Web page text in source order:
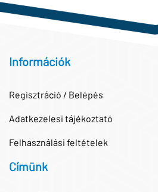
Információk
Regisztráció / Belépés
Adatkezelesi tájékoztató
Felhasználási feltételek
Címünk